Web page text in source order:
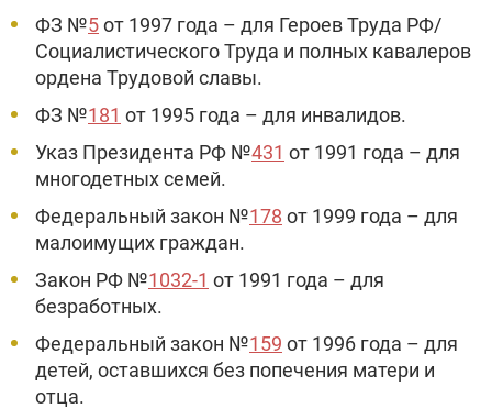
ФЗ №5от 1997 года – для Героев Труда РФ/
Социалистического Труда и полных кавалеров
ордена Трудовой славы.
ФЗ №181 от 1995 года – для инвалидов.
Указ Президента РФ №431 от 1991 года – для
многодетных семей.
Федеральный закон №178 от 1999 года – для
малоимущих граждан.
Закон РФ №1032-1 от 1991 года – для
безработных.
Федеральный закон №159 от 1996 года – для
детей, оставшихся без попечения матери и
отца.